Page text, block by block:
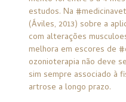
estudos. Na
(Áviles, 2013) sobre a
com alterações
melhora em escores de
ozonioterapia não deve
sim sempre associado à
artrose a longo prazo.